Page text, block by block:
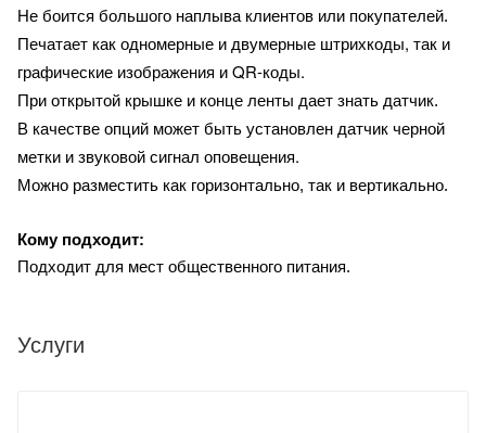
Не боится большого наплыва клиентов или покупателей.
Печатает как одномерные и двумерные штрихкоды, так и
графические изображения и QR-коды.
При открытой крышке и конце ленты дает знать датчик.
В качестве опций может быть установлен датчик черной
метки и звуковой сигнал оповещения.
Можно разместить как горизонтально, так и вертикально.
Кому подходит:
Подходит для мест общественного питания.
Услуги